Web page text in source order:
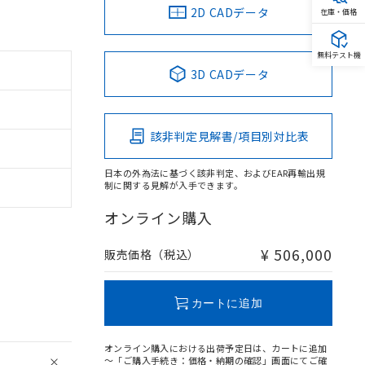
2D CADデータ
3D CADデータ
該非判定見解書/項目別対比表
日本の外為法に基づく該非判定、およびEAR再輸出規
制に関する見解が入手できます。
オンライン購入
販売価格（税込） ¥ 506,000
カートに追加
オンライン購入における出荷予定日は、カートに追加
～「ご購入手続き：価格・納期の確認」画面にてご確
在庫・価格
無料テスト機